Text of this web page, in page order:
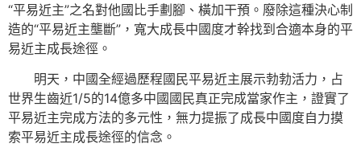
“平易近主”之名對他國比手劃腳、橫加干預。廢除這種決心制
造的“平易近主壟斷”，寬大成長中國度才幹找到合適本身的平
易近主成長途徑。
明天，中國全經過歷程國民平易近主展示勃勃活力，占
世界生齒近1/5的14億多中國國民真正完成當家作主，證實了
平易近主完成方法的多元性，無力提振了成長中國度自力摸
索平易近主成長途徑的信念。